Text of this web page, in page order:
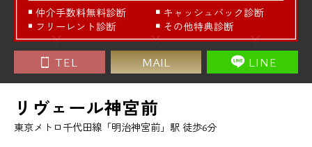
TEL MAIL LINE
リヴェール神宮前
東京メトロ千代田線「明治神宮前」駅 徒歩6分